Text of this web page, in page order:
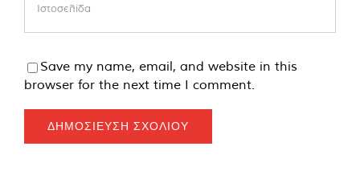
Save my name, email, and website in this
browser for the next time I comment.